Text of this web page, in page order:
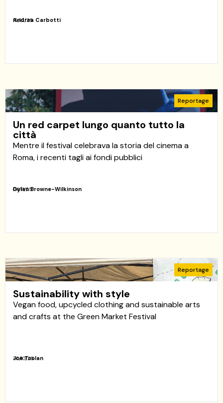
15/12/25
Andrea Carbotti
Reportage
Un red carpet lungo quanto tutto la
città
Mentre il festival celebrava la storia del cinema a
Roma, i recenti tagli ai fondi pubblici
04/11/25
Dylan Browne-Wilkinson
Reportage
Sustainability with style
Vegan food, upcycled clothing and sustainable arts
and crafts at the Green Market Festival
30/10/25
Joe Toolan